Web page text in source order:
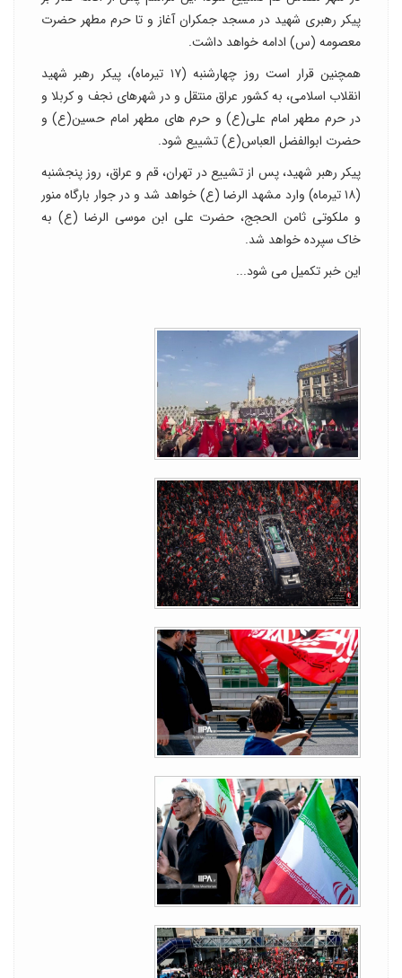
پیکر رهبری شهید در مسجد جمکران آغاز و تا حرم مطهر حضرت
معصومه (س) ادامه خواهد داشت.
همچنین قرار است روز چهارشنبه (۱۷ تیرماه)، پیکر رهبر شهید
انقلاب اسلامی، به کشور عراق منتقل و در شهرهای نجف و کربلا و
در حرم مطهر امام علی(ع) و حرم های مطهر امام حسین(ع) و
حضرت ابوالفضل العباس(ع) تشییع شود.
پیکر رهبر شهید، پس از تشییع در تهران، قم و عراق، روز پنجشنبه
(۱۸ تیرماه) وارد مشهد الرضا (ع) خواهد شد و در جوار بارگاه منور
و ملکوتی ثامن الحجج، حضرت علی ابن موسی الرضا (ع) به
خاک سپرده خواهد شد.
این خبر تکمیل می شود...